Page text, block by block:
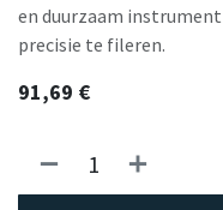
en duurzaam
precisie te fileren.
91,69 €